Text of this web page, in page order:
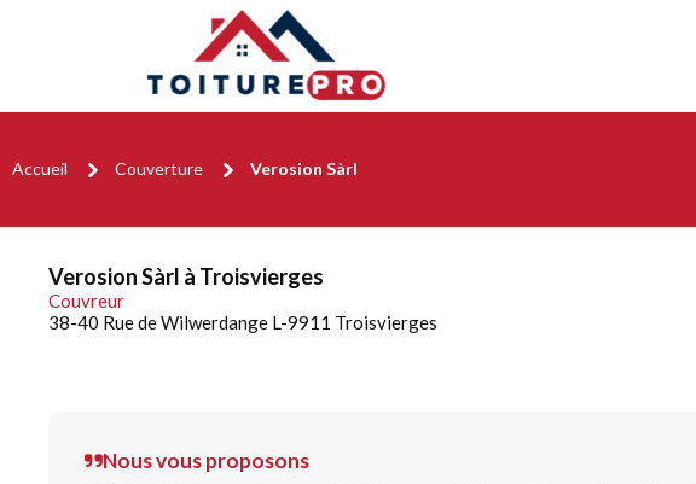
Accueil Couverture Verosion Sàrl
Verosion Sàrl à Troisvierges
Couvreur
38-40 Rue de Wilwerdange L-9911 Troisvierges
Nous vous proposons